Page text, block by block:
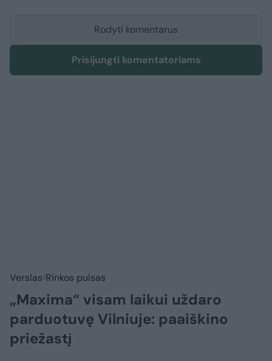
Rodyti komentarus
Prisijungti komentatoriams
Verslas Rinkos pulsas
„Maxima“ visam laikui uždaro
parduotuvę Vilniuje: paaiškino
priežastį